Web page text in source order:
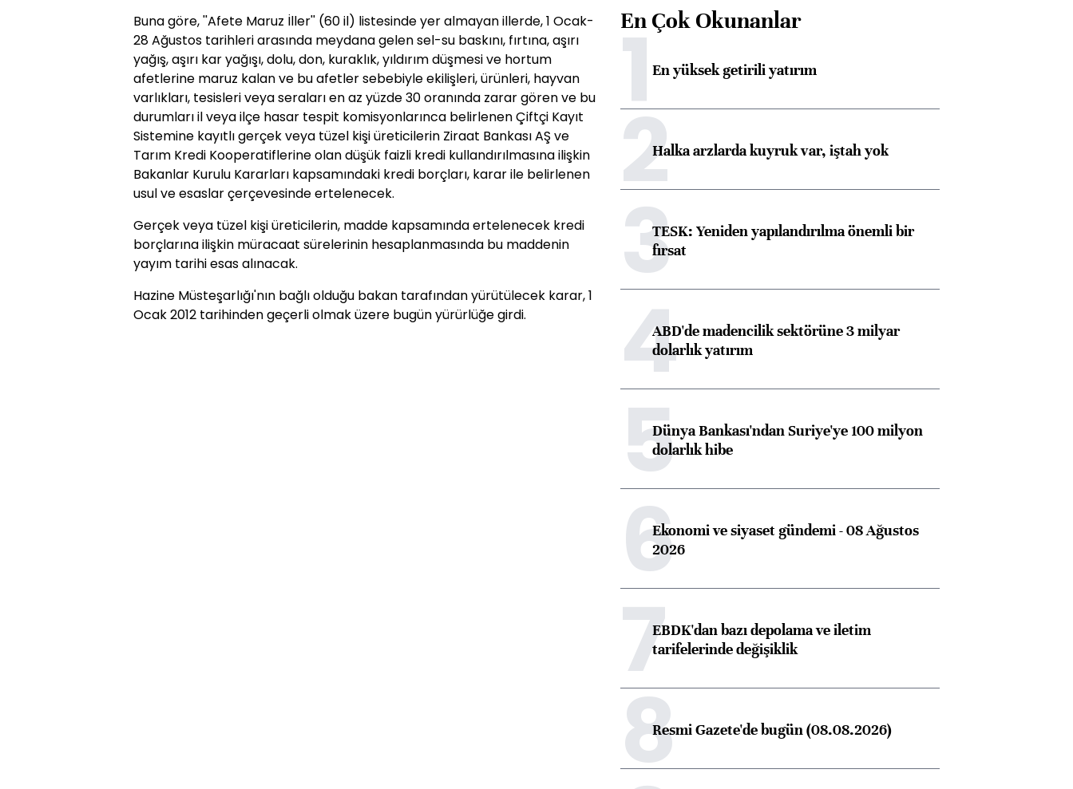
Buna göre, ''Afete Maruz İller'' (60 il) listesinde yer almayan illerde, 1 Ocak-
28 Ağustos tarihleri arasında meydana gelen sel-su baskını, fırtına, aşırı
yağış, aşırı kar yağışı, dolu, don, kuraklık, yıldırım düşmesi ve hortum
afetlerine maruz kalan ve bu afetler sebebiyle ekilişleri, ürünleri, hayvan
varlıkları, tesisleri veya seraları en az yüzde 30 oranında zarar gören ve bu
durumları il veya ilçe hasar tespit komisyonlarınca belirlenen Çiftçi Kayıt
Sistemine kayıtlı gerçek veya tüzel kişi üreticilerin Ziraat Bankası AŞ ve
Tarım Kredi Kooperatiflerine olan düşük faizli kredi kullandırılmasına ilişkin
Bakanlar Kurulu Kararları kapsamındaki kredi borçları, karar ile belirlenen
usul ve esaslar çerçevesinde ertelenecek.
Gerçek veya tüzel kişi üreticilerin, madde kapsamında ertelenecek kredi
borçlarına ilişkin müracaat sürelerinin hesaplanmasında bu maddenin
yayım tarihi esas alınacak.
Hazine Müsteşarlığı'nın bağlı olduğu bakan tarafından yürütülecek karar, 1
Ocak 2012 tarihinden geçerli olmak üzere bugün yürürlüğe girdi.
En Çok Okunanlar
1En yüksek getirili yatırım
2Halka arzlarda kuyruk var, iştah yok
3TESK: Yeniden yapılandırılma önemli bir
fırsat
4ABD'de madencilik sektörüne 3 milyar
dolarlık yatırım
5Dünya Bankası'ndan Suriye'ye 100 milyon
dolarlık hibe
6Ekonomi ve siyaset gündemi - 08 Ağustos
2026
7EBDK'dan bazı depolama ve iletim
tarifelerinde değişiklik
8Resmi Gazete'de bugün (08.08.2026)